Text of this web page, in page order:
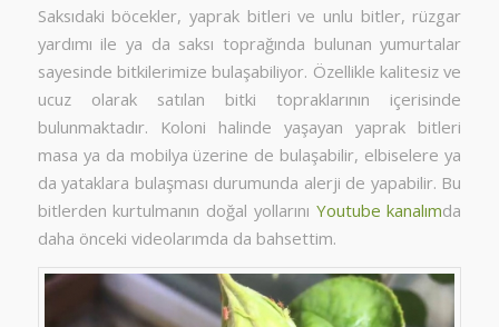
Saksıdaki böcekler, yaprak bitleri ve unlu bitler, rüzgar
yardımı ile ya da saksı toprağında bulunan yumurtalar
sayesinde bitkilerimize bulaşabiliyor. Özellikle kalitesiz ve
ucuz olarak satılan bitki topraklarının içerisinde
bulunmaktadır. Koloni halinde yaşayan yaprak bitleri
masa ya da mobilya üzerine de bulaşabilir, elbiselere ya
da yataklara bulaşması durumunda alerji de yapabilir. Bu
bitlerden kurtulmanın doğal yollarını Youtube kanalımda
daha önceki videolarımda da bahsettim.